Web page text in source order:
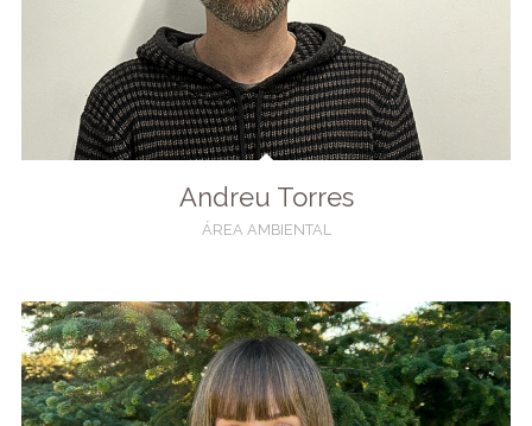
Andreu Torres
ÁREA AMBIENTAL